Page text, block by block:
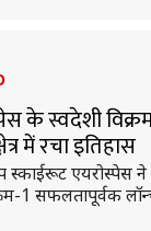
के स्वदेशी
में रचा इतिहास
स्काईरूट एयरोस्पेस
1 सफलतापूर्वक